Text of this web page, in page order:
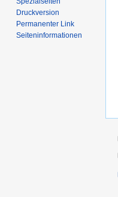
Druckversion
Permanenter Link
Seiten­­informationen